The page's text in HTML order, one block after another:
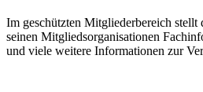
Im geschützten Mitgliederbereich stellt
seinen Mitgliedsorganisationen
und viele weitere Informationen zur